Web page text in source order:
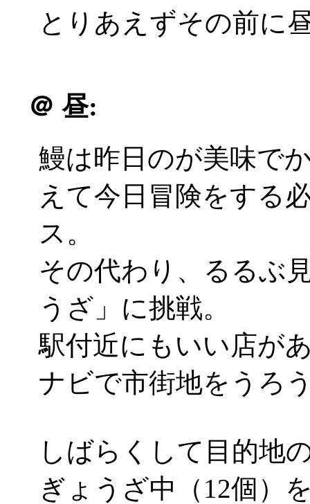
とりあえずその前に
＠ 昼:
鰻は昨日のが美味で
えて今日冒険をする
ス。
その代わり、るるぶ
うざ」に挑戦。
駅付近にもいい店が
ナビで市街地をうろ
しばらくして目的地
ぎょうざ中（12個）